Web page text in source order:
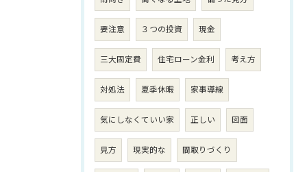
要注意 ３つの投資 現金
三大固定費 住宅ローン金利 考え方
対処法 夏季休暇 家事導線
気にしなくていい家 正しい 図面
見方 現実的な 間取りづくり